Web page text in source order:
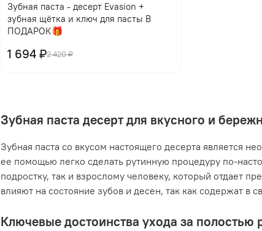
Зубная паста - десерт Evasion +
зубная щётка и ключ для пасты В
ПОДАРОК🎁
2 420 ₽
1 694 ₽
Зубная паста десерт для вкусного и
Зубная паста со вкусом настоящего десерта является
ее помощью легко сделать рутинную процедуру по-
подростку, так и взрослому человеку, который отдает
влияют на состояние зубов и десен, так как содержат в
Ключевые достоинства ухода за полостью